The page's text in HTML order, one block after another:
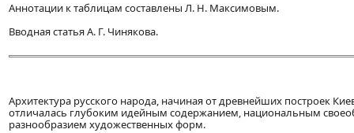
Аннотации к таблицам составлены Л. Н. Максимовым.
Вводная статья А. Г. Чинякова.
Архитектура русского народа, начиная от древнейших построек
отличалась глубоким идейным содержанием, национальным
разнообразием художественных форм.